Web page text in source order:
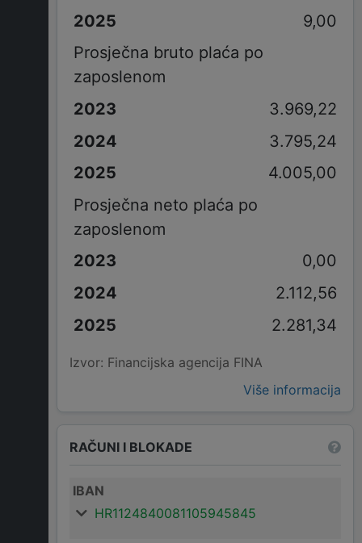
9,00
Prosječna bruto plaća po
zaposlenom
3.969,22
3.795,24
4.005,00
Prosječna neto plaća po
zaposlenom
0,00
2.112,56
2.281,34
Izvor: Financijska agencija FINA
Više informacija
RAČUNI I BLOKADE
IBAN
HR1124840081105945845